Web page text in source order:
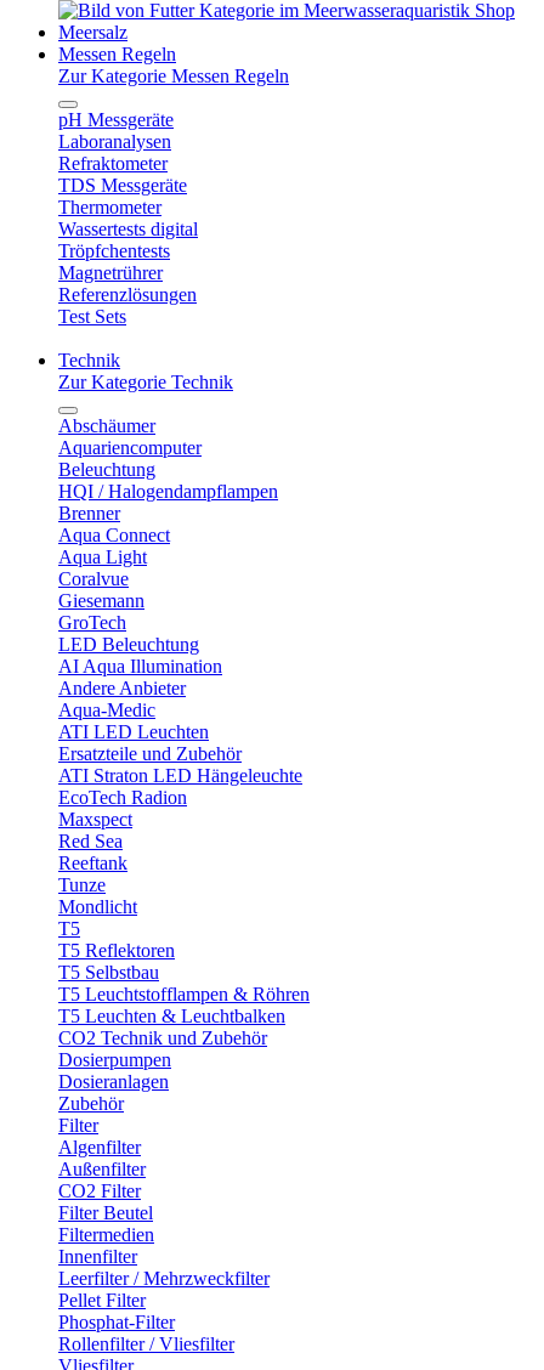
Meersalz
Messen Regeln
Zur Kategorie Messen Regeln
pH Messgeräte
Laboranalysen
Refraktometer
TDS Messgeräte
Thermometer
Wassertests digital
Tröpfchentests
Magnetrührer
Referenzlösungen
Test Sets
Technik
Zur Kategorie Technik
Abschäumer
Aquariencomputer
Beleuchtung
HQI / Halogendampflampen
Brenner
Aqua Connect
Aqua Light
Coralvue
Giesemann
GroTech
LED Beleuchtung
AI Aqua Illumination
Andere Anbieter
Aqua-Medic
ATI LED Leuchten
Ersatzteile und Zubehör
ATI Straton LED Hängeleuchte
EcoTech Radion
Maxspect
Red Sea
Reeftank
Tunze
Mondlicht
T5
T5 Reflektoren
T5 Selbstbau
T5 Leuchtstofflampen & Röhren
T5 Leuchten & Leuchtbalken
CO2 Technik und Zubehör
Dosierpumpen
Dosieranlagen
Zubehör
Filter
Algenfilter
Außenfilter
CO2 Filter
Filter Beutel
Filtermedien
Innenfilter
Leerfilter / Mehrzweckfilter
Pellet Filter
Phosphat-Filter
Rollenfilter / Vliesfilter
Vliesfilter